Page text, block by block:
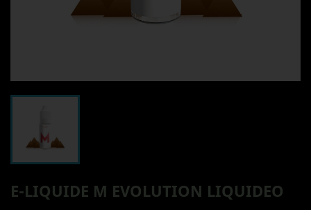
E-LIQUIDE M EVOLUTION LIQUIDEO